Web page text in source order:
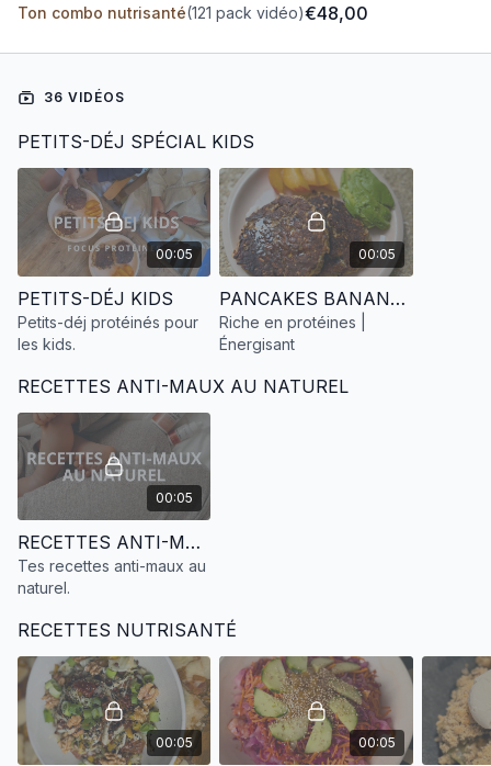
+ de 40 recettes Nutrisanté équilibrées et gourmandes
nutrisanté
Ton combo nutrisanté(121 pack vidéo)€48,00
36 VIDÉOS
PETITS-DÉJ SPÉCIAL KIDS
00:05
PETITS-DÉJ KIDS
Petits-déj protéinés pour
les kids.
00:05
PANCAKES BANANE-FLOCONS D'AVOINE
Riche en protéines |
Énergisant
RECETTES ANTI-MAUX AU NATUREL
00:05
RECETTES ANTI-MAUX AU NATUREL
Tes recettes anti-maux au
naturel.
RECETTES NUTRISANTÉ
00:05 00:05